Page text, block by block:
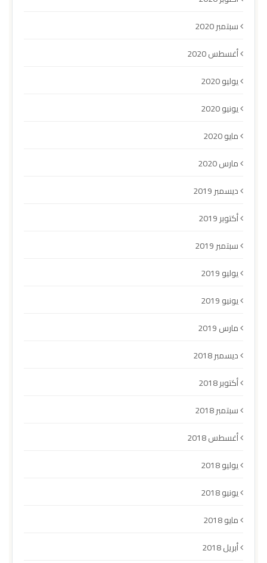
سبتمبر 2020
أغسطس 2020
يوليو 2020
يونيو 2020
مايو 2020
مارس 2020
ديسمبر 2019
أكتوبر 2019
سبتمبر 2019
يوليو 2019
يونيو 2019
مارس 2019
ديسمبر 2018
أكتوبر 2018
سبتمبر 2018
أغسطس 2018
يوليو 2018
يونيو 2018
مايو 2018
أبريل 2018